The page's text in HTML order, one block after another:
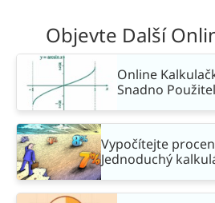
Objevte Další
Online
Snadno
Vypočítejte
Jednoduchý